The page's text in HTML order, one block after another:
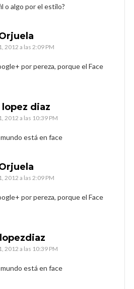
o algo por el estilo?
2012 a las 2:09 PM
por pereza, porque el Face
lopez diaz
2012 a las 10:39 PM
está en face
2012 a las 2:09 PM
por pereza, porque el Face
2012 a las 10:39 PM
está en face